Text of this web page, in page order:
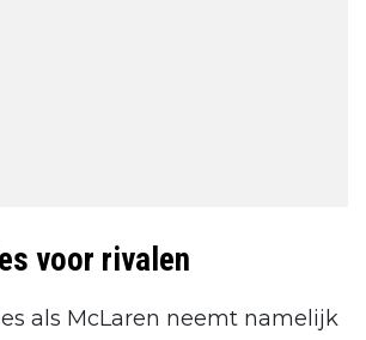
voor rivalen
als McLaren neemt namelijk